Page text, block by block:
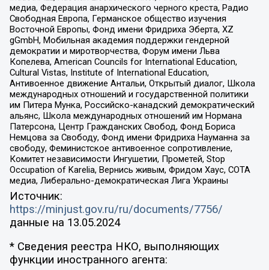
медиа, Федерация анархического черного креста, Радио
Свободная Европа, Германское общество изучения
Восточной Европы, Фонд имени Фридриха Эберта, XZ
gGmbH, Мобильная академия поддержки гендерной
демократии и миротворчества, Форум имени Льва
Копелева, American Councils for International Education,
Cultural Vistas, Institute of International Education,
Антивоенное движение Антальи, Открытый диалог, Школа
международных отношений и государственной политики
им Питера Мунка, Российско-канадский демократический
альянс, Школа международных отношений им Нормана
Патерсона, Центр Гражданских Свобод, Фонд Бориса
Немцова за Свободу, Фонд имени Фридриха Науманна за
свободу, Феминистское антивоенное сопротивление,
Комитет независимости Ингушетии, Прометей, Stop
Occupation of Karelia, Вернись живым, Фридом Хаус, СОТА
медиа, Либерально-демократическая Лига Украины
Источник:
https://minjust.gov.ru/ru/documents/7756/
данные на 13.05.2024
* Сведения реестра НКО, выполняющих
функции иностранного агента: